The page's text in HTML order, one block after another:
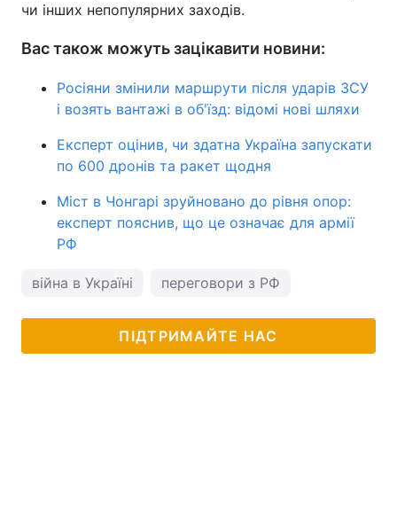
чи інших непопулярних заходів.
Вас також можуть зацікавити новини:
Росіяни змінили маршрути після ударів ЗСУ
і возять вантажі в об'їзд: відомі нові шляхи
Експерт оцінив, чи здатна Україна запускати
по 600 дронів та ракет щодня
Міст в Чонгарі зруйновано до рівня опор:
експерт пояснив, що це означає для армії
РФ
війна в Україні переговори з РФ
ПІДТРИМАЙТЕ НАС